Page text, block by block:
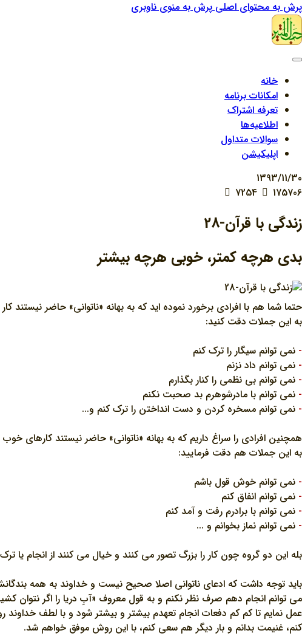
پرش به محتوای اصلیپرش به منوی ناوبری
خانه
امکانات برنامه
تعرفه اشتراک
اطلاعیه‌ها
سوالات متداول
اپلیکیشن
1393/11/30
175706
زندگي با قرآن-28
بدي هرچه کمتر، خوبي هرچه بيشتر
حتما شما هم با افرادي برخورد نموده ايد که به بهانه «ناتواني» حاضر نيستند کار
به اين جملات دقت کنيد:
- نمي توانم سيگار را ترک کنم
- نمي توانم داد نزنم
- نمي توانم بي نظمي را کنار بگذارم
- نمي توانم با مادرشوهرم بد صحبت نکنم
- نمي توانم مسخره کردن و دست انداختن را ترک کنم و...
همچنين افرادي را سراغ داريم که به بهانه «ناتواني» حاضر نيستند کارهاي خوب
به اين جملات هم دقت فرماييد:
- نمي توانم خوش قول باشم
- نمي توانم انفاق کنم
- نمي توانم با برادرم رفت و آمد کنم
- نمي توانم نماز بخوانم و ...
بله اين دو گروه چون کار را بزرگ تصور مي کنند و خيال مي کنند از انجام يا
بايد توجه داشت که ادعاي ناتواني اصلا صحيح نيست و خداوند به همه
مي توانم انجام دهم صرف نظر نکنم و به قول معروف «آبِ دريا را اگر
عمل نمايم تا کم کم دفعات انجام تعهدم بيشتر و بيشتر شود و با لطف
کنم، غنيمت بدانم و بار ديگر هم سعي کنم، با اين روش موفق خواهم شد.